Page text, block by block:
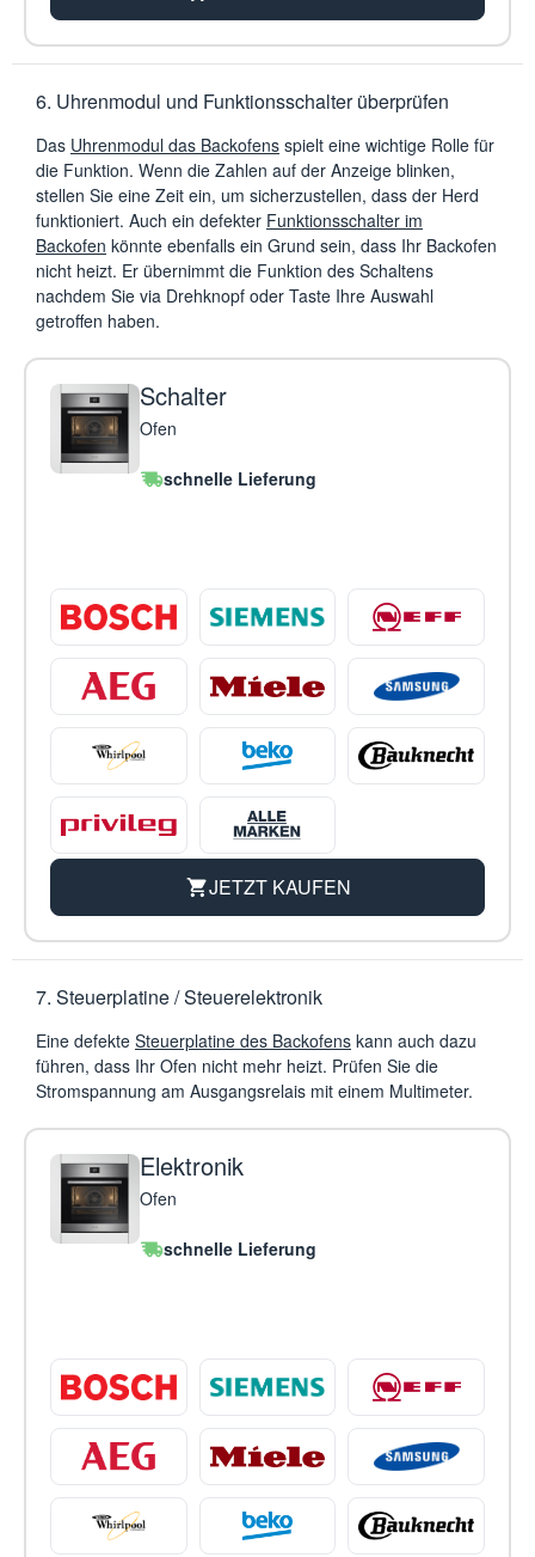
6. Uhrenmodul und Funktionsschalter überprüfen
Das Uhrenmodul das Backofens spielt eine wichtige Rolle für
die Funktion. Wenn die Zahlen auf der Anzeige blinken,
stellen Sie eine Zeit ein, um sicherzustellen, dass der Herd
funktioniert. Auch ein defekter Funktionsschalter im
Backofen könnte ebenfalls ein Grund sein, dass Ihr Backofen
nicht heizt. Er übernimmt die Funktion des Schaltens
nachdem Sie via Drehknopf oder Taste Ihre Auswahl
getroffen haben.
Schalter
Ofen
schnelle Lieferung
JETZT KAUFEN
7. Steuerplatine / Steuerelektronik
Eine defekte Steuerplatine des Backofens kann auch dazu
führen, dass Ihr Ofen nicht mehr heizt. Prüfen Sie die
Stromspannung am Ausgangsrelais mit einem Multimeter.
Elektronik
Ofen
schnelle Lieferung